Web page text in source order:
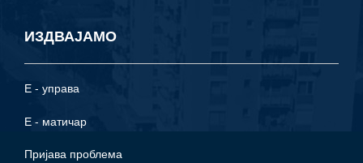
ИЗДВАЈАМО
Е - управа
Е - матичар
Пријава проблема